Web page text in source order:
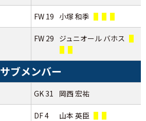
FW 19 小塚 和季
FW 29 ジュニオール バホス
サブメンバー
GK 31 岡西 宏祐
DF 4 山本 英臣